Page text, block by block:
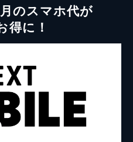
のスマホ代が
得に！